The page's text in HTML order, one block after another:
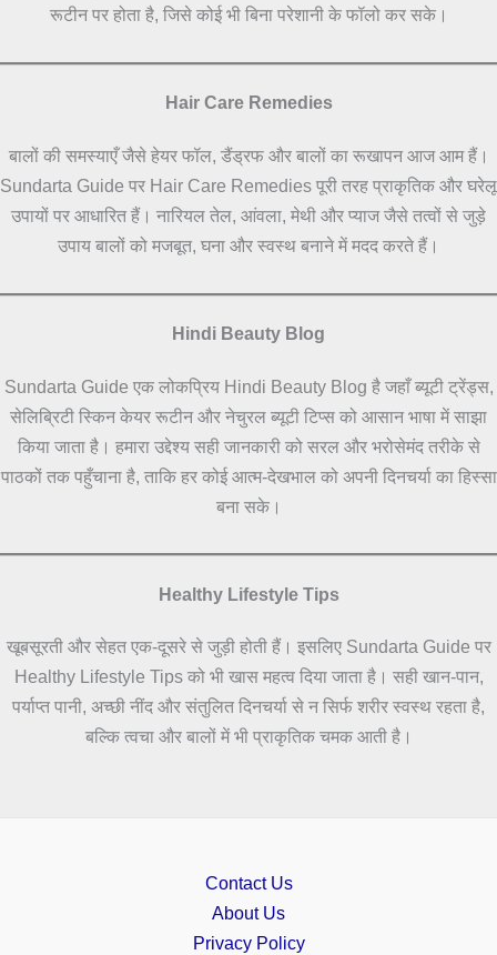
रूटीन पर होता है, जिसे कोई भी बिना परेशानी के फॉलो कर सके।
Hair Care Remedies
बालों की समस्याएँ जैसे हेयर फॉल, डैंड्रफ और बालों का रूखापन आज आम हैं।
Sundarta Guide पर Hair Care Remedies पूरी तरह प्राकृतिक और घरेलू
उपायों पर आधारित हैं। नारियल तेल, आंवला, मेथी और प्याज जैसे तत्वों से जुड़े
उपाय बालों को मजबूत, घना और स्वस्थ बनाने में मदद करते हैं।
Hindi Beauty Blog
Sundarta Guide एक लोकप्रिय Hindi Beauty Blog है जहाँ ब्यूटी ट्रेंड्स,
सेलिब्रिटी स्किन केयर रूटीन और नेचुरल ब्यूटी टिप्स को आसान भाषा में साझा
किया जाता है। हमारा उद्देश्य सही जानकारी को सरल और भरोसेमंद तरीके से
पाठकों तक पहुँचाना है, ताकि हर कोई आत्म-देखभाल को अपनी दिनचर्या का हिस्सा
बना सके।
Healthy Lifestyle Tips
खूबसूरती और सेहत एक-दूसरे से जुड़ी होती हैं। इसलिए Sundarta Guide पर
Healthy Lifestyle Tips को भी खास महत्व दिया जाता है। सही खान-पान,
पर्याप्त पानी, अच्छी नींद और संतुलित दिनचर्या से न सिर्फ शरीर स्वस्थ रहता है,
बल्कि त्वचा और बालों में भी प्राकृतिक चमक आती है।
Contact Us
About Us
Privacy Policy